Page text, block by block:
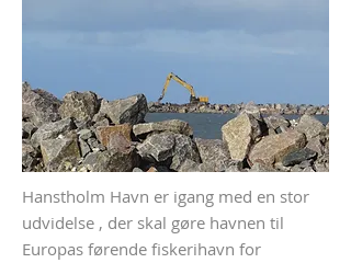
Hanstholm Havn er igang med en stor
udvidelse , der skal gøre havnen til
Europas førende fiskerihavn for